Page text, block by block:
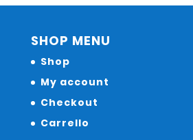
SHOP MENU
Shop
My account
Checkout
Carrello